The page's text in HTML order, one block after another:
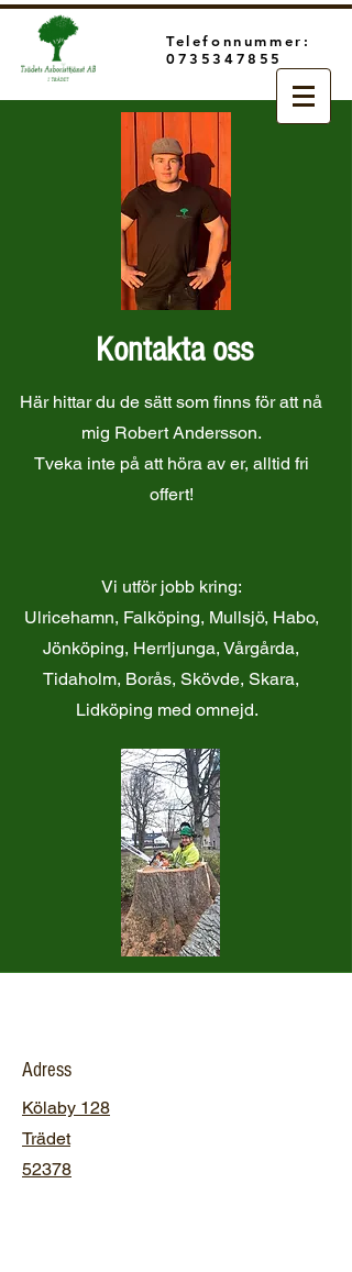
Telefonnummer:
0735347855
Kontakta oss
Här hittar du de sätt som finns för att nå
mig Robert Andersson.
Tveka inte på att höra av er, alltid fri
offert!
Vi utför jobb kring:
Ulricehamn, Falköping, Mullsjö, Habo,
Jönköping, Herrljunga, Vårgårda,
Tidaholm, Borås, Skövde, Skara,
Lidköping med omnejd.
Adress
Kölaby 128
Trädet
52378